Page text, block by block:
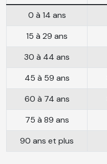
0 à 14 ans
15 à 29 ans
30 à 44 ans
45 à 59 ans
60 à 74 ans
75 à 89 ans
90 ans et plus